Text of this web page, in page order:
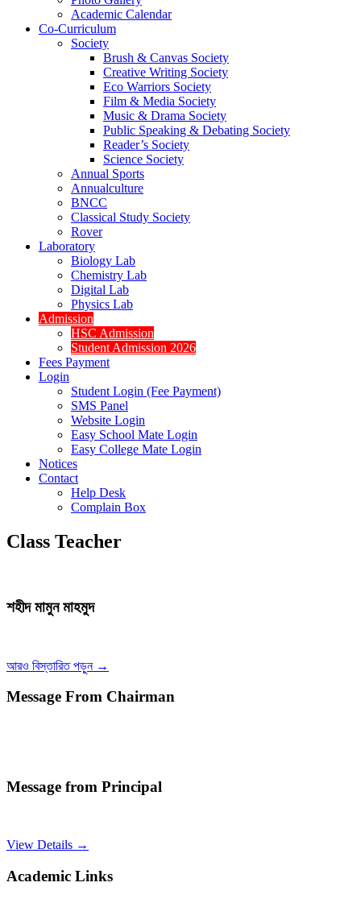
Academic Calendar
Co-Curriculum
Society
Brush & Canvas Society
Creative Writing Society
Eco Warriors Society
Film & Media Society
Music & Drama Society
Public Speaking & Debating Society
Reader’s Society
Science Society
Annual Sports
Annualculture
BNCC
Classical Study Society
Rover
Laboratory
Biology Lab
Chemistry Lab
Digital Lab
Physics Lab
Admission
HSC Admission
Student Admission 2026
Fees Payment
Login
Student Login (Fee Payment)
SMS Panel
Website Login
Easy School Mate Login
Easy College Mate Login
Notices
Contact
Help Desk
Complain Box
Class Teacher
শহীদ মামুন মাহমুদ
আরও বিস্তারিত পড়ুন →
Message From Chairman
Message from Principal
View Details →
Academic Links